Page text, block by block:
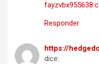
Responder
https://
dice: